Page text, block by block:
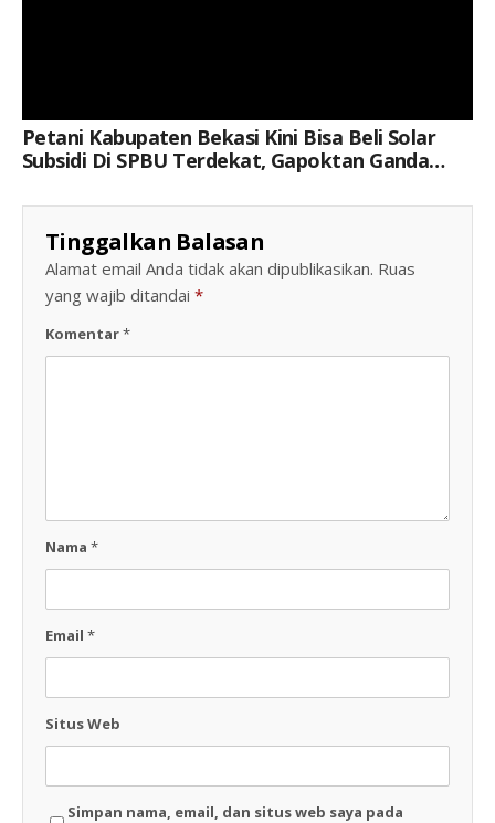
Petani Kabupaten Bekasi Kini Bisa Beli Solar
Subsidi Di SPBU Terdekat, Gapoktan Ganda
Tinggalkan Balasan
Alamat email Anda tidak akan dipublikasikan. Ruas
yang wajib ditandai *
Komentar*
Nama *
Email *
Situs Web
Simpan nama, email, dan situs web saya pada